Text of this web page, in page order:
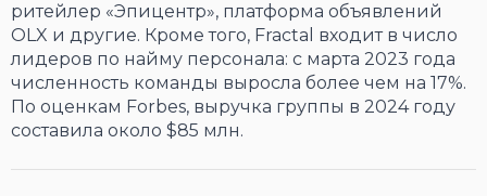
ритейлер «Эпицентр», платформа объявлений
OLX и другие. Кроме того, Fractal входит в число
лидеров по найму персонала: с марта 2023 года
численность команды выросла более чем на 17%.
По оценкам Forbes, выручка группы в 2024 году
составила около $85 млн.